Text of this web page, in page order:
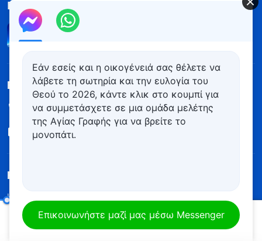
Παντοδύναμου Θεού»
Επικοινωνία
+30-699-815-6524
contact.el@kingdomsalvation.org
Η βασιλεία του Θεού κατέρχεται
Η βασιλεία του Θεού έχει κατέλθει στον κόσμο! Θέλετε να
εισέλθετε στη βασιλεία του Θεού;
Μάθετε περισσότερα
Εάν εσείς και η οικογένειά σας θέλετε να
λάβετε τη σωτηρία και την ευλογία του
Θεού το 2026, κάντε κλικ στο κουμπί για
να συμμετάσχετε σε μια ομάδα μελέτης
της Αγίας Γραφής για να βρείτε το
μονοπάτι.
Επικοινωνήστε μαζί μας μέσω Messenger